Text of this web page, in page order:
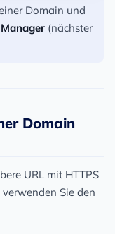
Domain und
(nächster
Domain
URL mit HTTPS
verwenden Sie den